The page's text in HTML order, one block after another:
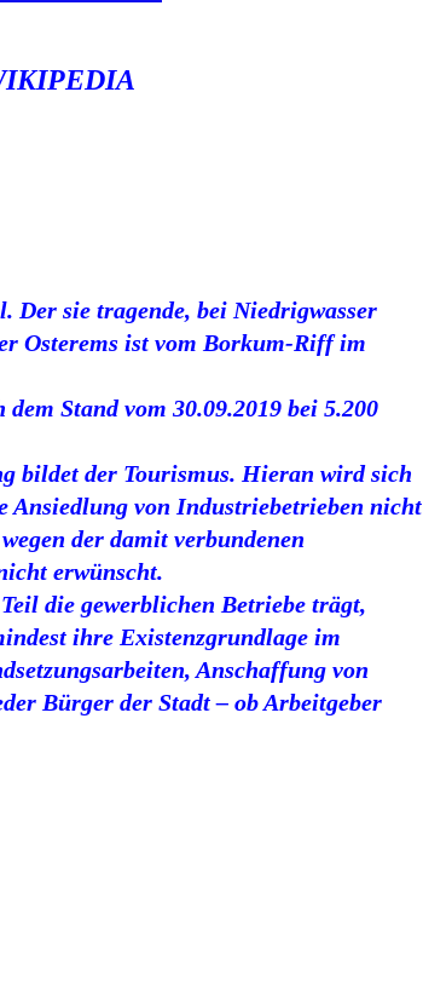
Der sie tragende, bei Niedrigwasser
Osterems ist vom Borkum-Riff im
Stand vom 30.09.2019 bei 5.200
bildet der Tourismus. Hieran wird sich
Ansiedlung von Industriebetrieben nicht
der damit verbundenen
erwünscht.
die gewerblichen Betriebe trägt,
ihre Existenzgrundlage im
Anschaffung von
Bürger der Stadt – ob Arbeitgeber